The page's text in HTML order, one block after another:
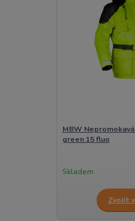
MBW
green 15 fluo
Skladem
Zvolit